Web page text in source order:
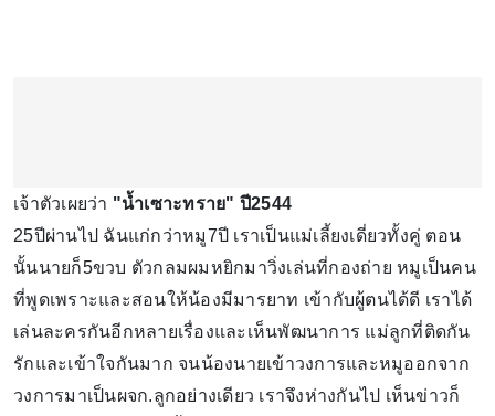
เจ้าตัวเผยว่า "น้ำเซาะทราย" ปี2544
25ปีผ่านไป ฉันแก่กว่าหมู7ปี เราเป็นแม่เลี้ยงเดี่ยวทั้งคู่ ตอน
นั้นนายก็5ขวบ ตัวกลมผมหยิกมาวิ่งเล่นที่กองถ่าย หมูเป็นคน
ที่พูดเพราะและสอนให้น้องมีมารยาท เข้ากับผู้ตนได้ดี เราได้
เล่นละครกันอีกหลายเรื่องและเห็นพัฒนาการ แม่ลูกที่ติดกัน
รักและเข้าใจกันมาก จนน้องนายเข้าวงการและหมูออกจาก
วงการมาเป็นผจก.ลูกอย่างเดียว เราจึงห่างกันไป เห็นข่าวก็